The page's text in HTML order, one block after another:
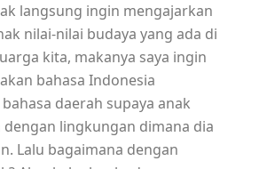
langsung ingin mengajarkan
nilai-nilai budaya yang ada di
kita, makanya saya ingin
bahasa Indonesia
daerah supaya anak
lingkungan dimana dia
Lalu bagaimana dengan